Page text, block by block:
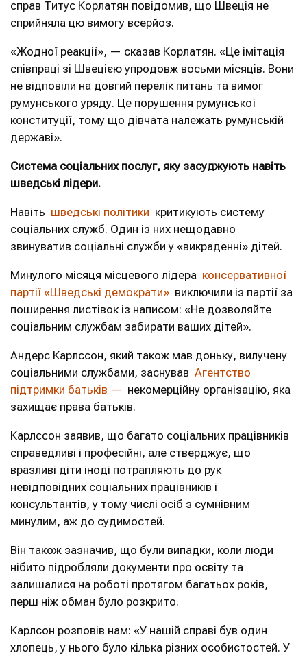
справ Титус Корлатян повідомив, що Швеція не
сприйняла цю вимогу всерйоз.
«Жодної реакції», — сказав Корлатян. «Це імітація
співпраці зі Швецією упродовж восьми місяців. Вони
не відповіли на довгий перелік питань та вимог
румунського уряду. Це порушення румунської
конституції, тому що дівчата належать румунській
державі».
Система соціальних послуг, яку засуджують навіть
шведські лідери.
Навіть шведські політики критикують систему
соціальних служб. Один із них нещодавно
звинуватив соціальні служби у «викраденні» дітей.
Минулого місяця місцевого лідера консервативної
партії «Шведські демократи» виключили із партії за
поширення листівок із написом: «Не дозволяйте
соціальним службам забирати ваших дітей».
Андерс Карлссон, який також мав доньку, вилучену
соціальними службами, заснував Агентство
підтримки батьків — некомерційну організацію, яка
захищає права батьків.
Карлссон заявив, що багато соціальних працівників
справедливі і професійні, але стверджує, що
вразливі діти іноді потрапляють до рук
невідповідних соціальних працівників і
консультантів, у тому числі осіб з сумнівним
минулим, аж до судимостей.
Він також зазначив, що були випадки, коли люди
нібито підробляли документи про освіту та
залишалися на роботі протягом багатьох років,
перш ніж обман було розкрито.
Карлсон розповів нам: «У нашій справі був один
хлопець, у нього було кілька різних особистостей. У